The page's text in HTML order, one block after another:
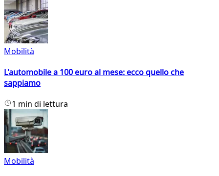
Mobilità
L'automobile a 100 euro al mese: ecco quello che
sappiamo
1 min di lettura
Mobilità